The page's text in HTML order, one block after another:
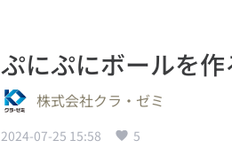
ぷにぷにボールを作
株式会社クラ・ゼミ
2024-07-25 15:58 5